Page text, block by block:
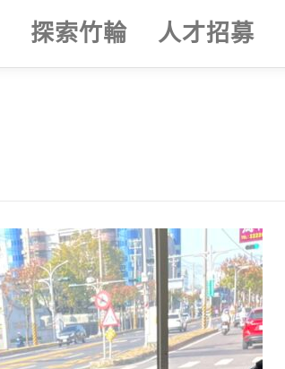
探索竹輪 人才招募